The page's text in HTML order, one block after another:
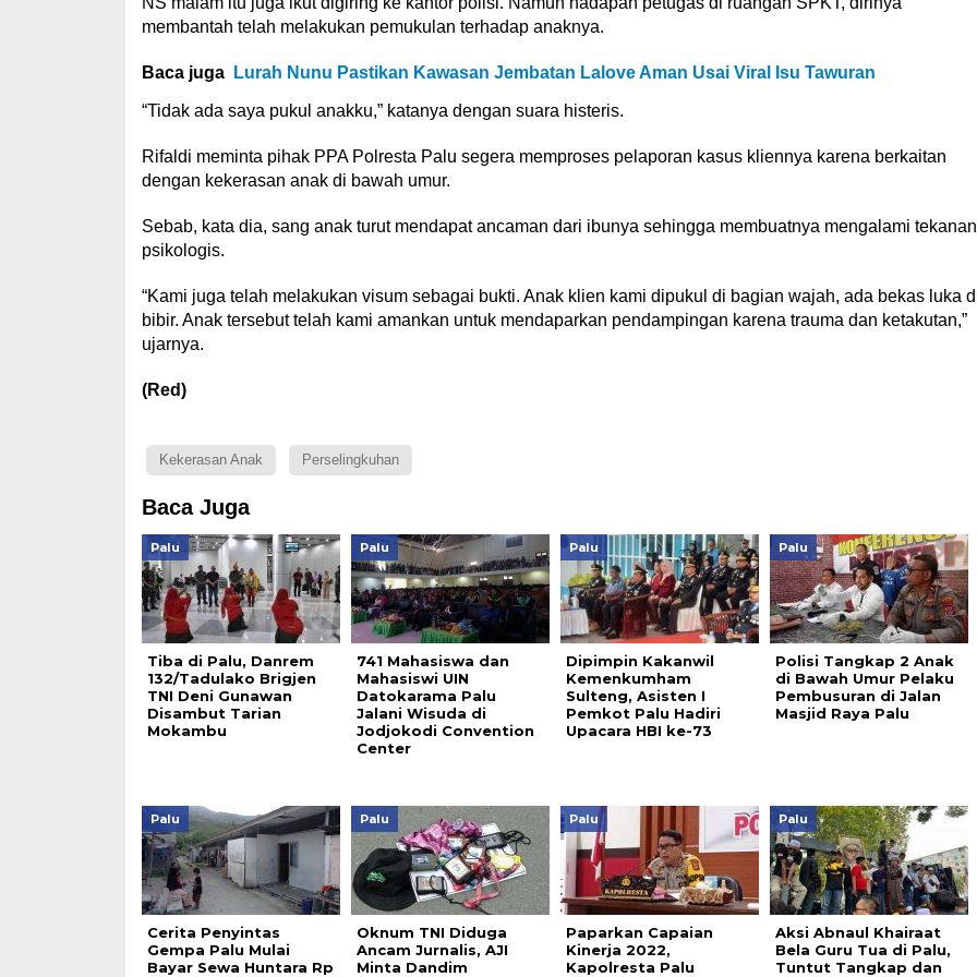
membantah telah melakukan pemukulan terhadap anaknya.
Baca juga Lurah Nunu Pastikan Kawasan Jembatan Lalove Aman Usai Viral Isu Tawuran
“Tidak ada saya pukul anakku,” katanya dengan suara histeris.
Rifaldi meminta pihak PPA Polresta Palu segera memproses pelaporan kasus kliennya karena berkaitan
dengan kekerasan anak di bawah umur.
Sebab, kata dia, sang anak turut mendapat ancaman dari ibunya sehingga membuatnya mengalami tekanan
psikologis.
“Kami juga telah melakukan visum sebagai bukti. Anak klien kami dipukul di bagian wajah, ada bekas luka
bibir. Anak tersebut telah kami amankan untuk mendaparkan pendampingan karena trauma dan ketakutan,”
ujarnya.
(Red)
Kekerasan Anak Perselingkuhan
Baca Juga
Palu
Tiba di Palu, Danrem
132/Tadulako Brigjen
TNI Deni Gunawan
Disambut Tarian
Mokambu
Palu
741 Mahasiswa dan
Mahasiswi UIN
Datokarama Palu
Jalani Wisuda di
Jodjokodi Convention
Center
Palu
Dipimpin Kakanwil
Kemenkumham
Sulteng, Asisten I
Pemkot Palu Hadiri
Upacara HBI ke-73
Palu
Polisi Tangkap 2 Anak
di Bawah Umur Pelaku
Pembusuran di Jalan
Masjid Raya Palu
Palu
Cerita Penyintas
Gempa Palu Mulai
Bayar Sewa Huntara Rp
Palu
Oknum TNI Diduga
Ancam Jurnalis, AJI
Minta Dandim
Palu
Paparkan Capaian
Kinerja 2022,
Kapolresta Palu
Palu
Aksi Abnaul Khairaat
Bela Guru Tua di Palu,
Tuntut Tangkap dan